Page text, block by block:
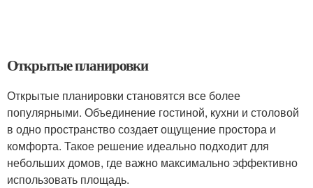
Открытые планировки
Открытые планировки становятся все более
популярными. Объединение гостиной, кухни и столовой
в одно пространство создает ощущение простора и
комфорта. Такое решение идеально подходит для
небольших домов, где важно максимально эффективно
использовать площадь.